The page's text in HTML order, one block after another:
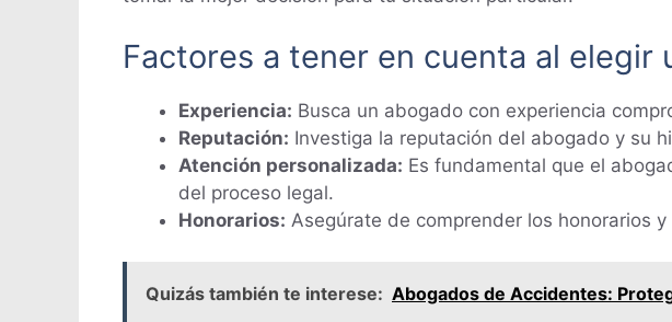
Factores a tener en cuenta al
Experiencia: Busca un abogado con experiencia
Reputación: Investiga la reputación del abogado y su
Atención personalizada: Es fundamental que el
del proceso legal.
Honorarios: Asegúrate de comprender los honorarios
Quizás también te interese: Abogados de Accidentes: